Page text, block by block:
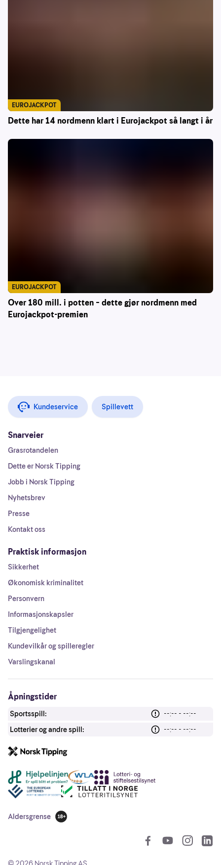
Dette har 14 nordmenn klart i Eurojackpot så langt i år
EUROJACKPOT
Over 180 mill. i potten – dette gjør nordmenn med
Eurojackpot-premien
EUROJACKPOT
Kundeservice Spillevett
Snarveier
Grasrotandelen
Dette er Norsk Tipping
Jobb i Norsk Tipping
Nyhetsbrev
Presse
Kontakt oss
Praktisk informasjon
Sikkerhet
Økonomisk kriminalitet
Personvern
Informasjonskapsler
Tilgjengelighet
Kundevilkår og spilleregler
Varslingskanal
Åpningstider
Sportsspill:
--:-- - --:--
Lotterier og andre spill:
--:-- - --:--
Andre lenker
Aldersgrense
18 år